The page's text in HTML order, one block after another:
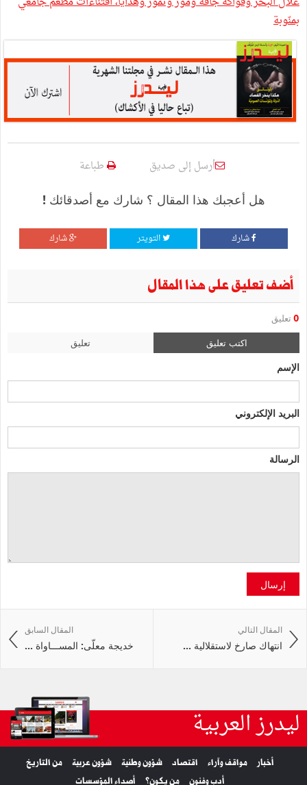
بمنّوبة
أرسل إلى صديق طباعة
هل أعجبك هذا المقال ؟ شارك مع أصدقائك !
شارك التويتر شارك
أضف تعليق على هذا المقال
0 تعليق
اكتب تعليق تعليق
الإسم
البريد الإلكتروني
الرسالة
إرسال
المقال السابق
خديجة معلّى: المســـاواة ...
المقال التالي
انتهاك صارخ لاستقلالية ...
ليدرز العربية
أخبار مواقف وآراء اقتصاد شؤون وطنية شؤون عربية
من التاريخ
أدب وفنون
من يكون؟ أصداء المؤسسات